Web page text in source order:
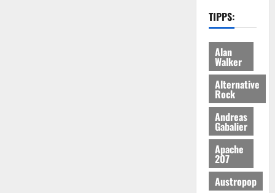
TIPPS:
Alan
Walker
Alternative
Rock
Andreas
Gabalier
Apache
207
Austropop